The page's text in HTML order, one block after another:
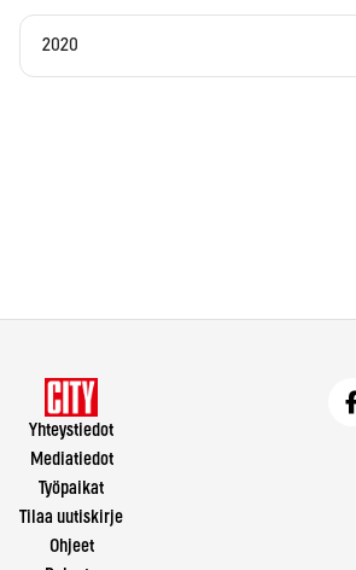
2020
Yhteystiedot
Mediatiedot
Työpaikat
Tilaa uutiskirje
Ohjeet